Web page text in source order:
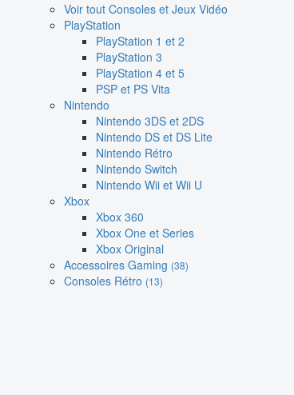
Voir tout Consoles et Jeux Vidéo
PlayStation
PlayStation 1 et 2
PlayStation 3
PlayStation 4 et 5
PSP et PS Vita
Nintendo
Nintendo 3DS et 2DS
Nintendo DS et DS Lite
Nintendo Rétro
Nintendo Switch
Nintendo Wii et Wii U
Xbox
Xbox 360
Xbox One et Series
Xbox Original
Accessoires Gaming (38)
Consoles Rétro (13)